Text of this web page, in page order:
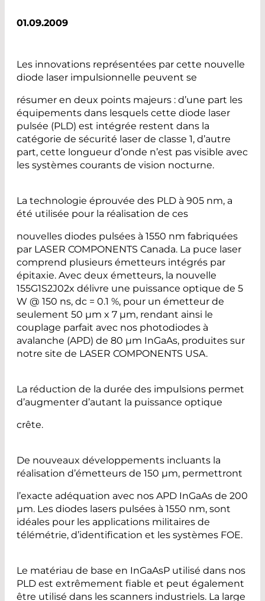
01.09.2009
Les innovations représentées par cette nouvelle
diode laser impulsionnelle peuvent se
résumer en deux points majeurs : d’une part les
équipements dans lesquels cette diode laser
pulsée (PLD) est intégrée restent dans la
catégorie de sécurité laser de classe 1, d’autre
part, cette longueur d’onde n’est pas visible avec
les systèmes courants de vision nocturne.
La technologie éprouvée des PLD à 905 nm, a
été utilisée pour la réalisation de ces
nouvelles diodes pulsées à 1550 nm fabriquées
par LASER COMPONENTS Canada. La puce laser
comprend plusieurs émetteurs intégrés par
épitaxie. Avec deux émetteurs, la nouvelle
155G1S2J02x délivre une puissance optique de 5
W @ 150 ns, dc = 0.1 %, pour un émetteur de
seulement 50 µm x 7 µm, rendant ainsi le
couplage parfait avec nos photodiodes à
avalanche (APD) de 80 µm InGaAs, produites sur
notre site de LASER COMPONENTS USA.
La réduction de la durée des impulsions permet
d’augmenter d’autant la puissance optique
crête.
De nouveaux développements incluants la
réalisation d’émetteurs de 150 µm, permettront
l’exacte adéquation avec nos APD InGaAs de 200
µm. Les diodes lasers pulsées à 1550 nm, sont
idéales pour les applications militaires de
télémétrie, d’identification et les systèmes FOE.
Le matériau de base en InGaAsP utilisé dans nos
PLD est extrêmement fiable et peut également
être utilisé dans les scanners industriels. La large